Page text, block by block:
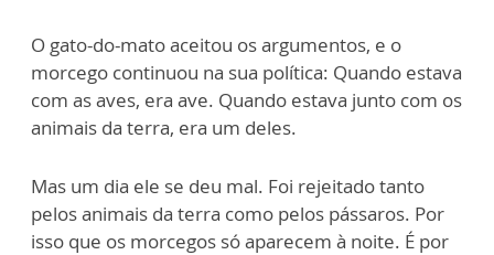
O gato-do-mato aceitou os argumentos, e o
morcego continuou na sua política: Quando estava
com as aves, era ave. Quando estava junto com os
animais da terra, era um deles.
Mas um dia ele se deu mal. Foi rejeitado tanto
pelos animais da terra como pelos pássaros. Por
isso que os morcegos só aparecem à noite. É por